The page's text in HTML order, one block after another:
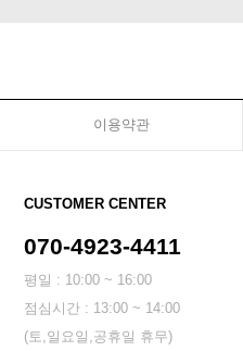
이용약관
CUSTOMER CENTER
070-4923-4411
평일 : 10:00 ~ 16:00
점심시간 : 13:00 ~ 14:00
(토,일요일,공휴일 휴무)